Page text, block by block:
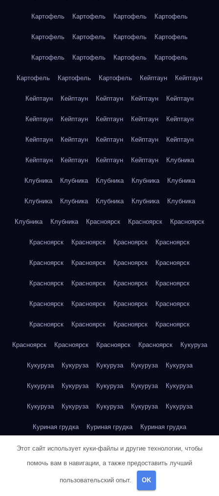
Картофель Картофель Картофель Картофель
Картофель Картофель Картофель Картофель
Картофель Картофель Картофель Картофель
Картофель Картофель Картофель Кейптаун Кейптаун
Кейптаун Кейптаун Кейптаун Кейптаун Кейптаун
Кейптаун Кейптаун Кейптаун Кейптаун Кейптаун
Кейптаун Кейптаун Кейптаун Кейптаун Кейптаун
Кейптаун Кейптаун Кейптаун Кейптаун Клубника
Клубника Клубника Клубника Клубника Клубника
Клубника Клубника Клубника Клубника Клубника
Клубника Клубника Красноярск Красноярск Красноярск
Красноярск Красноярск Красноярск Красноярск
Красноярск Красноярск Красноярск Красноярск
Красноярск Красноярск Красноярск Красноярск
Красноярск Красноярск Красноярск Красноярск
Красноярск Красноярск Красноярск Красноярск
Красноярск Красноярск Красноярск Красноярск Кукуруза
Кукуруза Кукуруза Кукуруза Кукуруза Кукуруза
Кукуруза Кукуруза Кукуруза Кукуруза Кукуруза
Кукуруза Кукуруза Кукуруза Кукуруза Кукуруза
Куриная грудка Куриная грудка Куриная грудка
Куриная грудка Куриная грудка Куриная грудка
Куриная грудка Куриная грудка
Куриное яйцо
Этот сайт использует куки-файлы и другие технологии, чтобы
помочь вам в навигации, а также предоставить лучший
пользовательский опыт. OK